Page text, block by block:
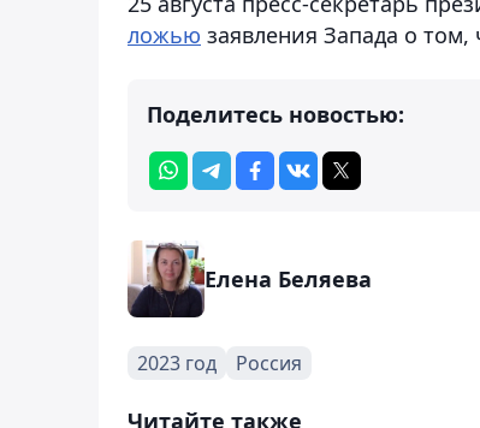
ложью заявления Запада о
Поделитесь новостью:
Елена Беляева
2023 год Россия
Читайте также